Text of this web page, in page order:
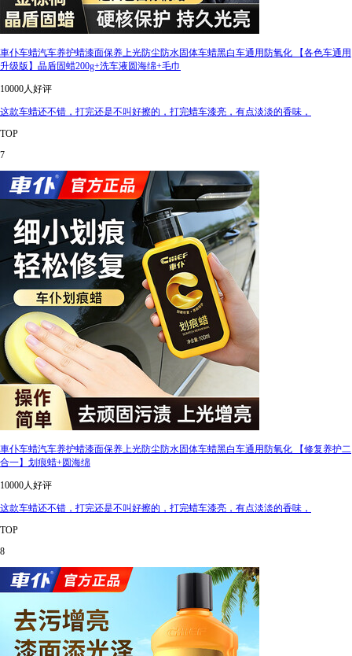
車仆车蜡汽车养护蜡漆面保养上光防尘防水固体车蜡黑白车通用防氧化 【各色车通用
升级版】晶盾固蜡200g+洗车液圆海绵+毛巾
10000人好评
这款车蜡还不错，打完还是不叫好擦的，打完蜡车漆亮，有点淡淡的香味，
TOP
7
車仆车蜡汽车养护蜡漆面保养上光防尘防水固体车蜡黑白车通用防氧化 【修复养护二
合一】划痕蜡+圆海绵
10000人好评
这款车蜡还不错，打完还是不叫好擦的，打完蜡车漆亮，有点淡淡的香味，
TOP
8